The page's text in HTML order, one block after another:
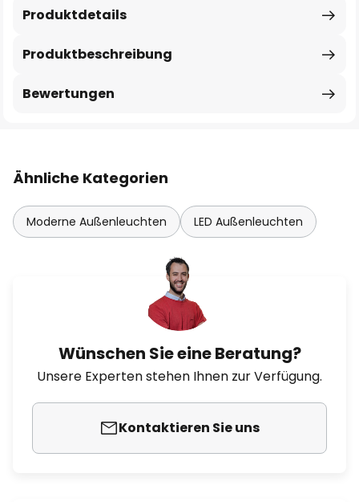
Produktbeschreibung
Produktdetails
Bewertungen
Ähnliche Kategorien
Moderne Außenleuchten LED Außenleuchten
Wünschen Sie eine Beratung?
Unsere Experten stehen Ihnen zur Verfügung.
Kontaktieren Sie uns